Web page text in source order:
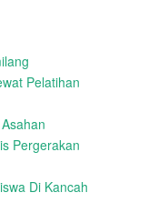
Pelatihan
Pergerakan
Di Kancah